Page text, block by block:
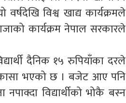
विश्व खाद्य कार्यक्रमले
कार्यक्रम नेपाल सरकारले
दैनिक १५ रुपियाँका दरले
भएको छ । बजेट आए पनि
विद्यार्थीको भोकै बस्न